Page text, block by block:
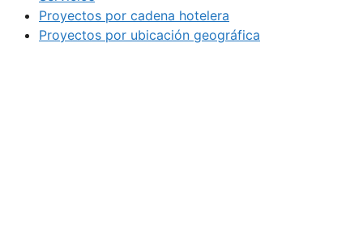
Proyectos por cadena hotelera
Proyectos por ubicación geográfica